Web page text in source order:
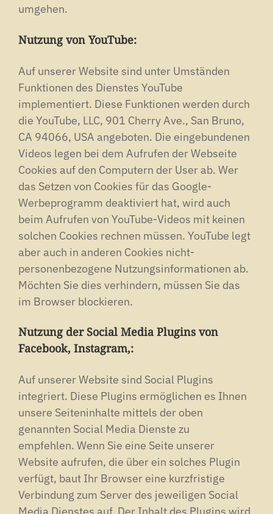
umgehen.
Nutzung von YouTube:
Auf unserer Website sind unter Umständen
Funktionen des Dienstes YouTube
implementiert. Diese Funktionen werden durch
die YouTube, LLC, 901 Cherry Ave., San Bruno,
CA 94066, USA angeboten. Die eingebundenen
Videos legen bei dem Aufrufen der Webseite
Cookies auf den Computern der User ab. Wer
das Setzen von Cookies für das Google-
Werbeprogramm deaktiviert hat, wird auch
beim Aufrufen von YouTube-Videos mit keinen
solchen Cookies rechnen müssen. YouTube legt
aber auch in anderen Cookies nicht-
personenbezogene Nutzungsinformationen ab.
Möchten Sie dies verhindern, müssen Sie das
im Browser blockieren.
Nutzung der Social Media Plugins von
Facebook, Instagram,:
Auf unserer Website sind Social Plugins
integriert. Diese Plugins ermöglichen es Ihnen
unsere Seiteninhalte mittels der oben
genannten Social Media Dienste zu
empfehlen. Wenn Sie eine Seite unserer
Website aufrufen, die über ein solches Plugin
verfügt, baut Ihr Browser eine kurzfristige
Verbindung zum Server des jeweiligen Social